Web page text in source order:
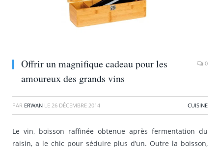
Offrir un magnifique cadeau pour les
amoureux des grands vins
0
PAR ERWAN LE 26 DÉCEMBRE 2014 CUISINE
Le vin, boisson raffinée obtenue après fermentation du
raisin, a le chic pour séduire plus d’un. Outre la boisson,